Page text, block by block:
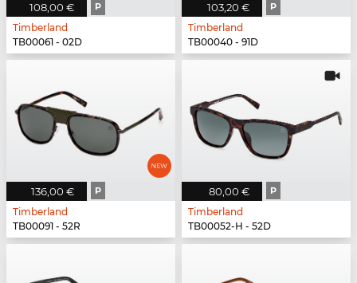
108,00 € P
Timberland
TB00061 - 02D
103,20 € P
Timberland
TB00040 - 91D
136,00 € P
Timberland
TB00091 - 52R
80,00 € P
Timberland
TB00052-H - 52D